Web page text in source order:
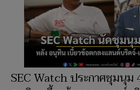
SEC Watch ประกาศชุมนุม